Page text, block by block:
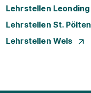
Lehrstellen Leonding
Lehrstellen St. Pölten
Lehrstellen Wels